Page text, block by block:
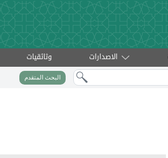
الاصدارات وثائقيات
البحث المتقدم